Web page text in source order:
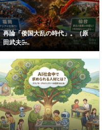
再論「倭国大乱の時代」。（原
田武夫の̶...